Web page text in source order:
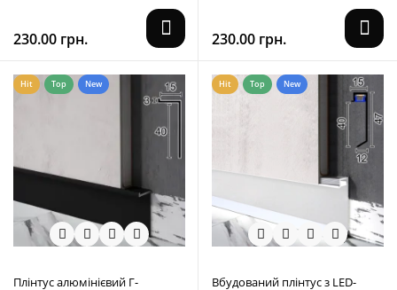
230.00 грн. 230.00 грн.
Hit Top New
Плінтус алюмінієвий Г-
Hit Top New
Вбудований плінтус з LED-